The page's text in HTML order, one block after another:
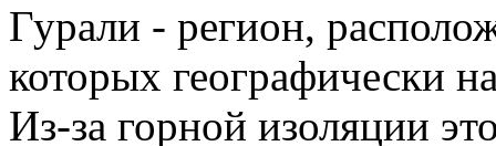
Гурали - регион,
которых географически
Из-за горной изоляции